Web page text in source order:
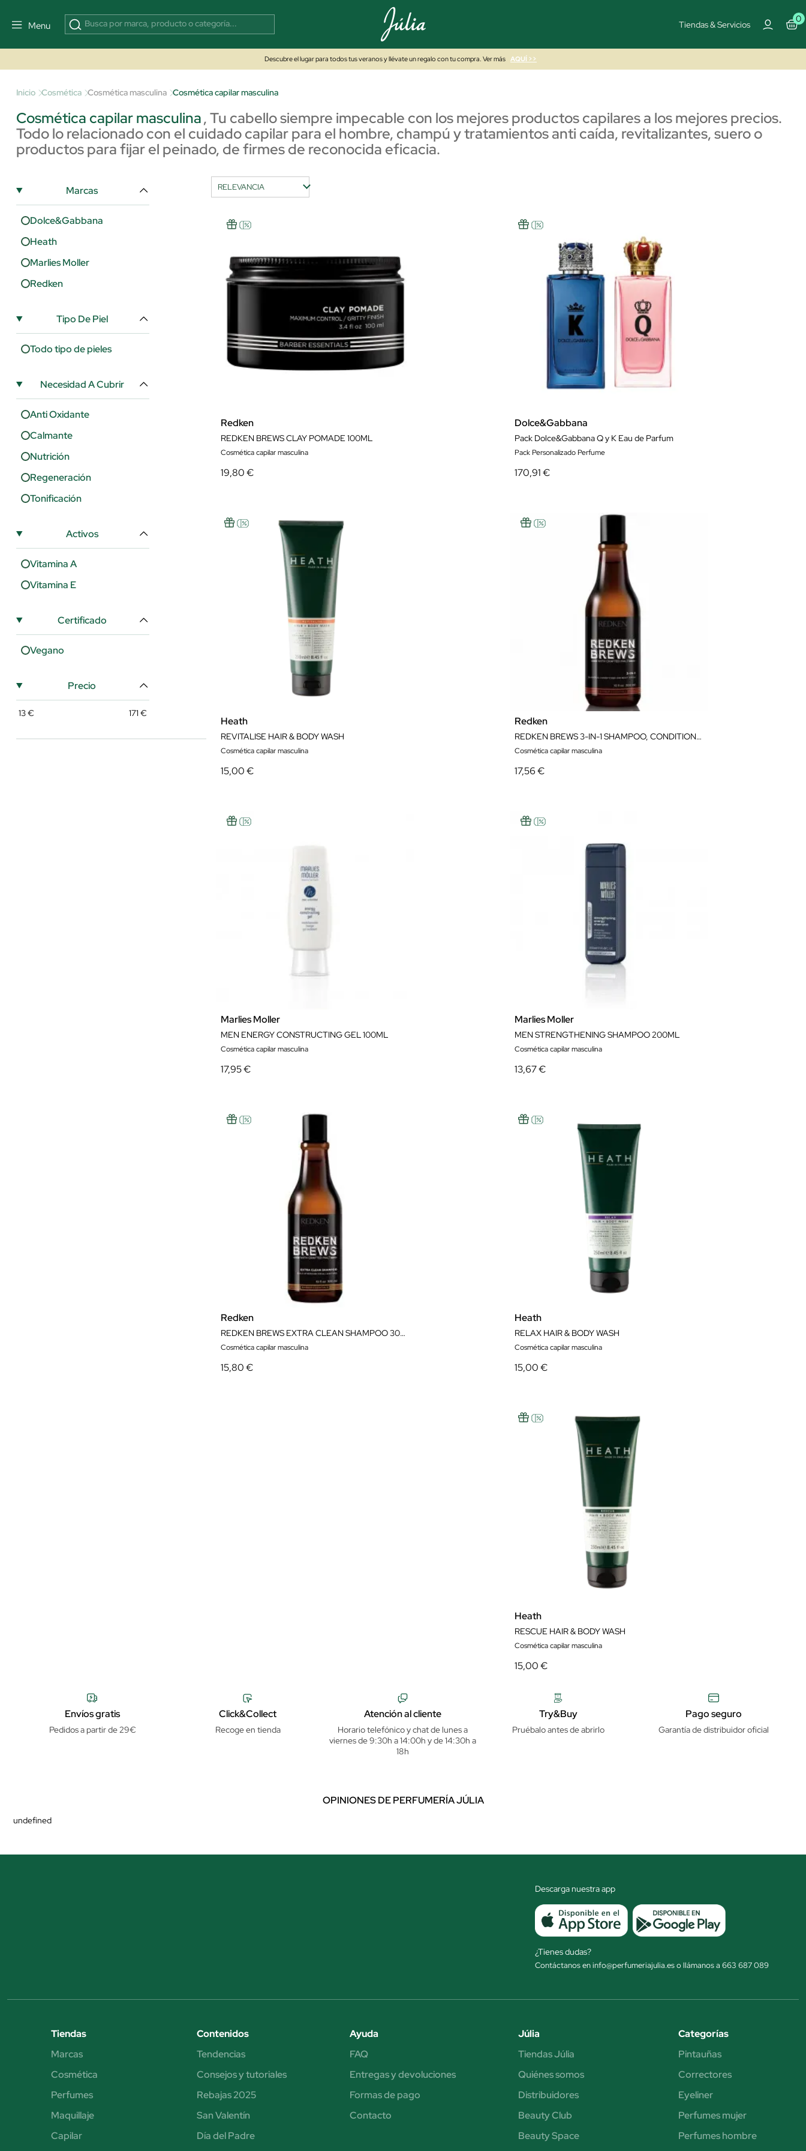
Menu Tiendas & Servicios
0
Descubre el lugar para todos tus veranos y llévate un regalo con tu compra. Ver más AQUÍ >>
Inicio Cosmética Cosmética masculina Cosmética capilar masculina
Cosmética capilar masculina,Tu cabello siempre impecable con los mejores productos capilares a los mejores precios.
Todo lo relacionado con el cuidado capilar para el hombre, champú y tratamientos anti caída, revitalizantes, suero o
productos para fijar el peinado, de firmes de reconocida eficacia.
Marcas
Dolce&Gabbana
Heath
Marlies Moller
Redken
Tipo De Piel
Todo tipo de pieles
Necesidad A Cubrir
Anti Oxidante
Calmante
Nutrición
Regeneración
Tonificación
Activos
Vitamina A
Vitamina E
Certificado
Vegano
Precio
13€ 171 €
Redken
REDKEN BREWS CLAY POMADE 100ML
Cosmética capilar masculina
19,80 €
Dolce&Gabbana
Pack Dolce&Gabbana Q y K Eau de Parfum
Pack Personalizado Perfume
170,91 €
Heath
REVITALISE HAIR & BODY WASH
Cosmética capilar masculina
15,00 €
Redken
REDKEN BREWS 3-IN-1 SHAMPOO, CONDITIONER & BODY WASH 300ML
Cosmética capilar masculina
17,56 €
Marlies Moller
MEN ENERGY CONSTRUCTING GEL 100ML
Cosmética capilar masculina
17,95 €
Marlies Moller
MEN STRENGTHENING SHAMPOO 200ML
Cosmética capilar masculina
13,67 €
Redken
REDKEN BREWS EXTRA CLEAN SHAMPOO 300ML
Cosmética capilar masculina
15,80 €
Heath
RELAX HAIR & BODY WASH
Cosmética capilar masculina
15,00 €
Heath
RESCUE HAIR & BODY WASH
Cosmética capilar masculina
15,00 €
Envíos gratis
Pedidos a partir de 29€
Click&Collect
Recoge en tienda
Atención al cliente
Horario telefónico y chat de lunes a
viernes de 9:30h a 14:00h y de 14:30h a
18h
Try&Buy
Pruébalo antes de abrirlo
Pago seguro
Garantía de distribuidor oficial
OPINIONES DE PERFUMERÍA JÚLIA
undefined
Descarga nuestra app
¿Tienes dudas?
Contáctanos en info@perfumeriajulia.es o llámanos a 663 687 089
Tiendas
Marcas
Cosmética
Perfumes
Maquillaje
Capilar
Contenidos
Tendencias
Consejos y tutoriales
Rebajas 2025
San Valentín
Día del Padre
Ayuda
FAQ
Entregas y devoluciones
Formas de pago
Contacto
Júlia
Tiendas Júlia
Quiénes somos
Distribuidores
Beauty Club
Beauty Space
Categorías
Pintauñas
Correctores
Eyeliner
Perfumes mujer
Perfumes hombre